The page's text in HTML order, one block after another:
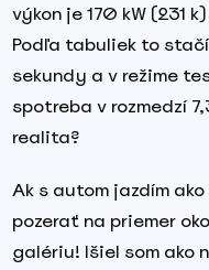
výkon je 170 kW (231
Podľa tabuliek to
sekundy a v režime
spotreba v rozmedzí
realita?
Ak s autom jazdím
pozerať na priemer
galériu! Išiel som ako